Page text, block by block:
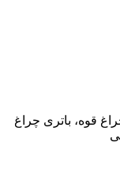
قوه، باتری چراغ